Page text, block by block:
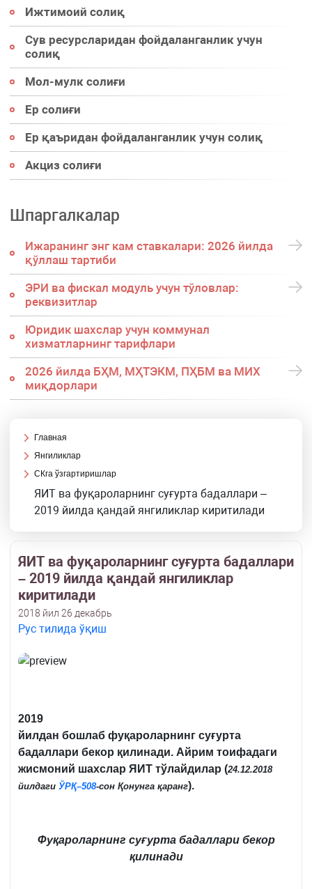
Ижтимоий солиқ
Сув ресурсларидан фойдаланганлик учун
солиқ
Мол-мулк солиғи
Ер солиғи
Ер қаъридан фойдаланганлик учун солиқ
Акциз солиғи
Шпаргалкалар
Ижаранинг энг кам ставкалари: 2026 йилда
қўллаш тартиби
ЭРИ ва фискал модуль учун тўловлар:
реквизитлар
Юридик шахслар учун коммунал
хизматларнинг тарифлари
2026 йилда БҲМ, МҲТЭКМ, ПҲБМ ва МИХ
миқдорлари
Главная
Янгиликлар
СКга ўзгартиришлар
ЯИТ ва фуқароларнинг суғурта бадаллари –
2019 йилда қандай янгиликлар киритилади
ЯИТ ва фуқароларнинг суғурта бадаллари
– 2019 йилда қандай янгиликлар
киритилади
2018 йил 26 декабрь
Рус тилида ўқиш
2019
йилдан бошлаб фуқароларнинг суғурта
бадаллари бекор қилинади. Айрим тоифадаги
жисмоний шахслар ЯИТ тўлайдилар (24.12.2018
йилдаги ЎРҚ–508-сон Қонунга қаранг).
Фуқароларнинг суғурта бадаллари бекор
қилинади